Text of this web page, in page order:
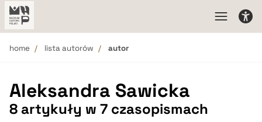
home lista autorów autor
Aleksandra Sawicka
8 artykuły w 7 czasopismach